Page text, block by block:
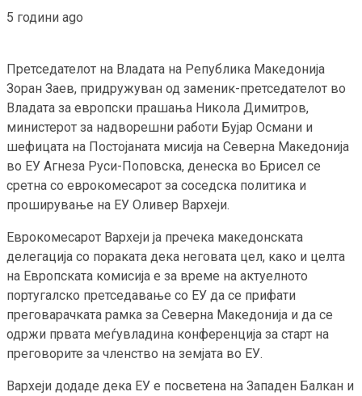
5 години ago
Претседателот на Владата на Република Македонија
Зоран Заев, придружуван од заменик-претседателот во
Владата за европски прашања Никола Димитров,
министерот за надворешни работи Бујар Османи и
шефицата на Постојаната мисија на Северна Македонија
во ЕУ Агнеза Руси-Поповска, денеска во Брисел се
сретна со еврокомесарот за соседска политика и
проширување на ЕУ Оливер Вархеји.
Еврокомесарот Вархеји ја пречека македонската
делегација со пораката дека неговата цел, како и целта
на Европската комисија е за време на актуелното
португалско претседавање со ЕУ да се прифати
преговарачката рамка за Северна Македонија и да се
одржи првата меѓувладина конференција за старт на
преговорите за членство на земјата во ЕУ.
Вархеји додаде дека ЕУ е посветена на Западен Балкан и